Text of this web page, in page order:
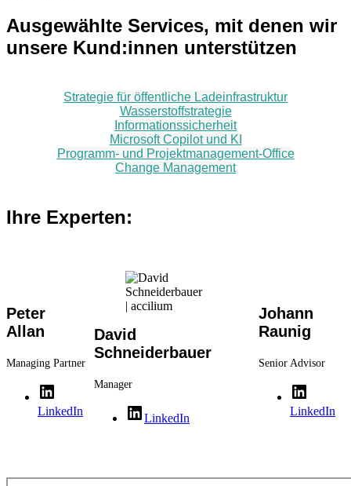
Ausgewählte Services, mit denen wir
unsere Kund:innen unterstützen
Strategie für öffentliche Ladeinfrastruktur
Wasserstoffstrategie
Informationssicherheit
Microsoft Copilot und KI
Programm- und Projektmanagement-Office
Change Management
Ihre Experten:
Peter
Allan
Managing Partner
LinkedIn
David
Schneiderbauer
Manager
LinkedIn
Johann
Raunig
Senior Advisor
LinkedIn